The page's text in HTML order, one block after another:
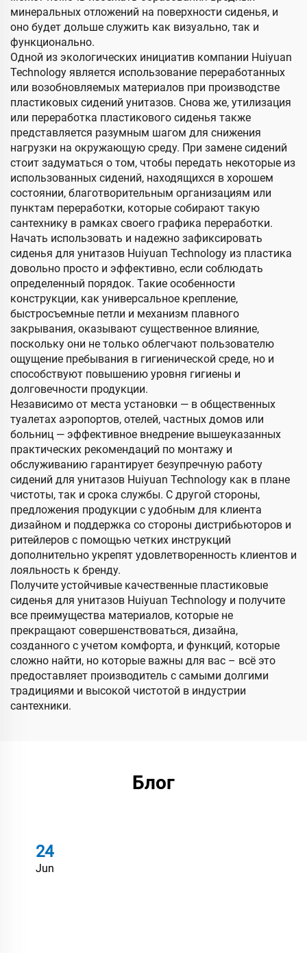
минеральных отложений на поверхности сиденья, и
оно будет дольше служить как визуально, так и
функционально.
Одной из экологических инициатив компании Huiyuan
Technology является использование переработанных
или возобновляемых материалов при производстве
пластиковых сидений унитазов. Снова же, утилизация
или переработка пластикового сиденья также
представляется разумным шагом для снижения
нагрузки на окружающую среду. При замене сидений
стоит задуматься о том, чтобы передать некоторые из
использованных сидений, находящихся в хорошем
состоянии, благотворительным организациям или
пунктам переработки, которые собирают такую
сантехнику в рамках своего графика переработки.
Начать использовать и надежно зафиксировать
сиденья для унитазов Huiyuan Technology из пластика
довольно просто и эффективно, если соблюдать
определенный порядок. Такие особенности
конструкции, как универсальное крепление,
быстросъемные петли и механизм плавного
закрывания, оказывают существенное влияние,
поскольку они не только облегчают пользователю
ощущение пребывания в гигиенической среде, но и
способствуют повышению уровня гигиены и
долговечности продукции.
Независимо от места установки — в общественных
туалетах аэропортов, отелей, частных домов или
больниц — эффективное внедрение вышеуказанных
практических рекомендаций по монтажу и
обслуживанию гарантирует безупречную работу
сидений для унитазов Huiyuan Technology как в плане
чистоты, так и срока службы. С другой стороны,
предложения продукции с удобным для клиента
дизайном и поддержка со стороны дистрибьюторов и
ритейлеров с помощью четких инструкций
дополнительно укрепят удовлетворенность клиентов и
лояльность к бренду.
Получите устойчивые качественные пластиковые
сиденья для унитазов Huiyuan Technology и получите
все преимущества материалов, которые не
прекращают совершенствоваться, дизайна,
созданного с учетом комфорта, и функций, которые
сложно найти, но которые важны для вас – всё это
предоставляет производитель с самыми долгими
традициями и высокой чистотой в индустрии
сантехники.
Блог
24
Jun